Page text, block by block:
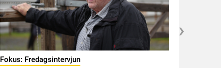
Fokus: Fredagsintervjun